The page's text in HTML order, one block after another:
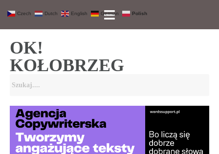
OK!
KOŁOBRZEG
Czech Dutch English German Polish